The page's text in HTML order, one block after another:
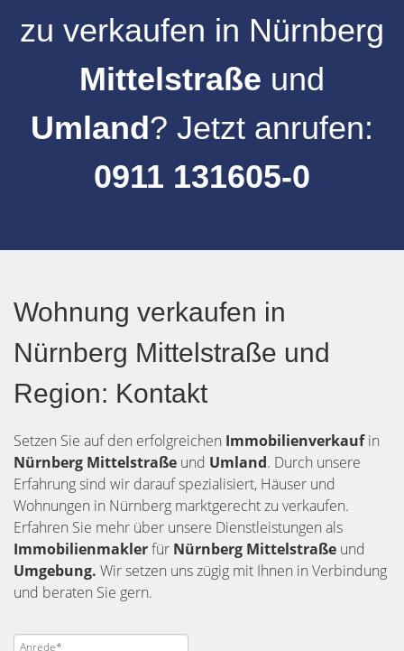
zu verkaufen in Nürnberg
Mittelstraße und
Umland? Jetzt anrufen:
0911 131605-0
Wohnung verkaufen in
Nürnberg Mittelstraße und
Region: Kontakt
Setzen Sie auf den erfolgreichen Immobilienverkaufin
Nürnberg Mittelstraße und Umland. Durch unsere
Erfahrung sind wir darauf spezialisiert, Häuser und
Wohnungen in Nürnberg marktgerecht zu verkaufen.
Erfahren Sie mehr über unsere Dienstleistungen als
Immobilienmaklerfür Nürnberg Mittelstraße und
Umgebung. Wir setzen uns zügig mit Ihnen in Verbindung
und beraten Sie gern.